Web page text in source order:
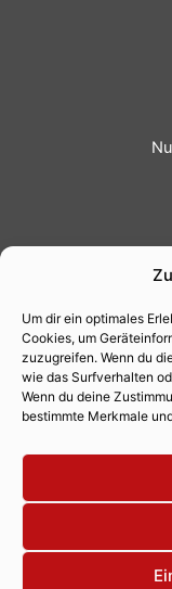
Um dir ein optimales
Cookies, um
zuzugreifen. Wenn du
wie das Surfverhalten
Wenn du deine
bestimmte Merkmale